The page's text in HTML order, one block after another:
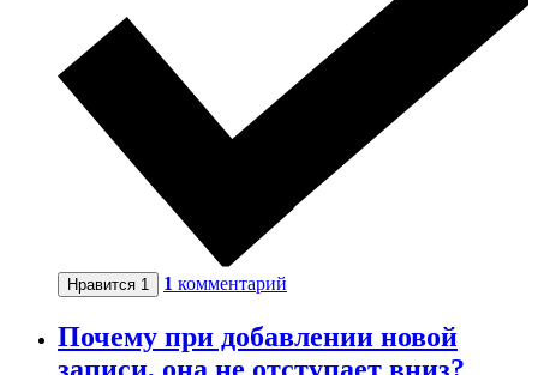
Нравится 1 1 комментарий
Почему при добавлении новой
записи, она не отступает вниз?